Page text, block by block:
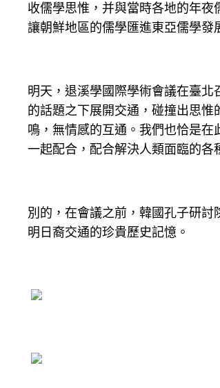
收儒學思惟，并與當時各地的年
讓朝鮮地區的儒學匯進東亞儒學發
明天，退溪學國際學術會議在臺
的話題之下展開交通，碰撞出思
鳴，無情感的互通。我們也恰是
一起配合，配合解決人類面臨的各
別的，在會議之前，韓國孔子研
明日裔交通的珍貴歷史記憶。